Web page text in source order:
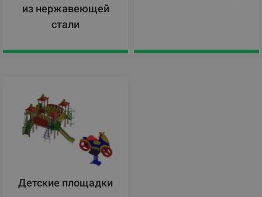
из нержавеющей
стали
Детские площадки